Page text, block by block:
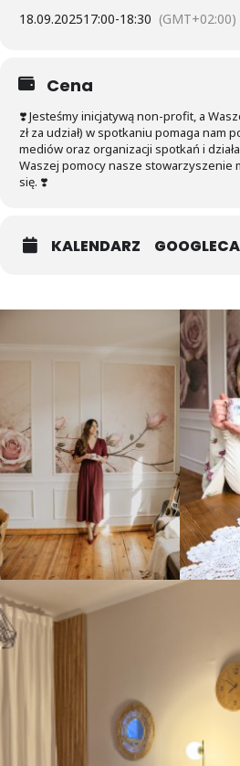
✨ przestać ignorować siebie.
z ruchu, oddechu i życia.
Elastyczność i płynność
–
seksualność, uruchomią mięśnie
Siła oddechu
– techniki, które
w stan głębokiej harmonii.
Wibracja dźwięku– praktyki, które
wewnątrz i uwolnią głos.
🌸 Medytacja – Vipassana, Połączenie
📅 Kiedy?Czwartki, 17:00.
Jesteśmy inicjatywą non-profit, a
udział w spotkaniu, pozwala nam
organizacji spotkań i działań
18.09.202517:00-18:30 (GMT+02:00)
Cena
❣️ Jesteśmy inicjatywą non-profit, a
zł za udział) w spotkaniu pomaga nam
mediów oraz organizacji spotkań i
Waszej pomocy nasze stowarzyszenie
się. ❣️
KALENDARZ